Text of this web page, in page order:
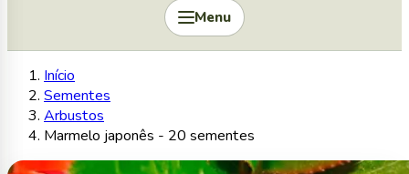
Menu
Início
Sementes
Arbustos
Marmelo japonês - 20 sementes